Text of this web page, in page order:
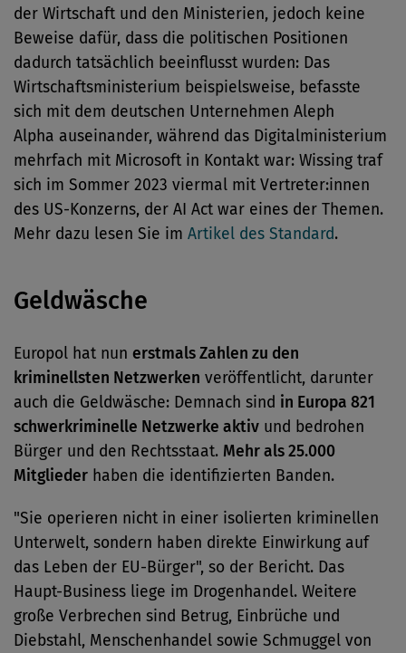
der Wirtschaft und den Ministerien, jedoch keine
Beweise dafür, dass die politischen Positionen
dadurch tatsächlich beeinflusst wurden: Das
Wirtschaftsministerium beispielsweise, befasste
sich mit dem deutschen Unternehmen Aleph
Alpha auseinander, während das Digitalministerium
mehrfach mit Microsoft in Kontakt war: Wissing traf
sich im Sommer 2023 viermal mit Vertreter:innen
des US-Konzerns, der AI Act war eines der Themen.
Mehr dazu lesen Sie im Artikel des Standard.
Geldwäsche
Europol hat nun erstmals Zahlen zu den
kriminellsten Netzwerken veröffentlicht, darunter
auch die Geldwäsche: Demnach sind in Europa 821
schwerkriminelle Netzwerke aktiv und bedrohen
Bürger und den Rechtsstaat. Mehr als 25.000
Mitglieder haben die identifizierten Banden.
"Sie operieren nicht in einer isolierten kriminellen
Unterwelt, sondern haben direkte Einwirkung auf
das Leben der EU-Bürger", so der Bericht. Das
Haupt-Business liege im Drogenhandel. Weitere
große Verbrechen sind Betrug, Einbrüche und
Diebstahl, Menschenhandel sowie Schmuggel von